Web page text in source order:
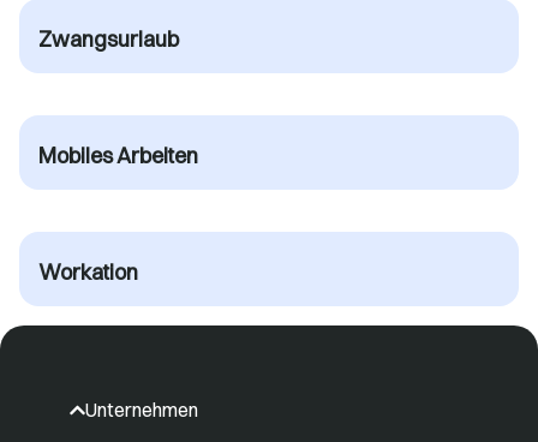
Zwangsurlaub
Mobiles Arbeiten
Workation
Unternehmen